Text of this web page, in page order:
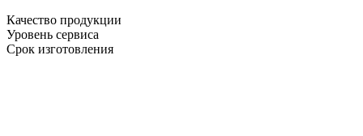
Качество продукции
Уровень сервиса
Срок изготовления